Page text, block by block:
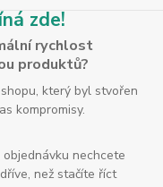
zde!
rychlost
produktů?
který byl stvořen
kompromisy.
nechcete
než stačíte říct